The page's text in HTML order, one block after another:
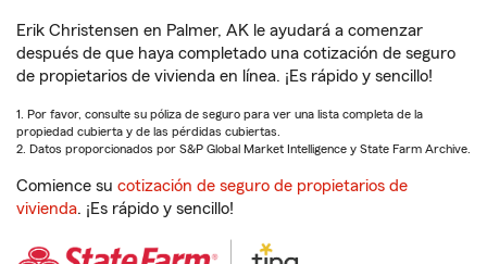
Erik Christensen en Palmer, AK le ayudará a comenzar
después de que haya completado una cotización de seguro
de propietarios de vivienda en línea. ¡Es rápido y sencillo!
1. Por favor, consulte su póliza de seguro para ver una lista completa de la
propiedad cubierta y de las pérdidas cubiertas.
2. Datos proporcionados por S&P Global Market Intelligence y State Farm Archive.
Comience su cotización de seguro de propietarios de
vivienda. ¡Es rápido y sencillo!